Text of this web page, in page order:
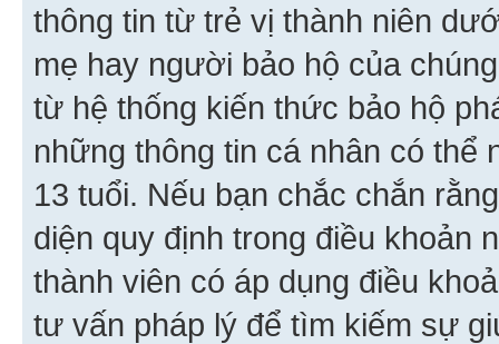
thông tin từ trẻ vị thành niên
mẹ hay người bảo hộ của
từ hệ thống kiến thức bảo hộ
những thông tin cá nhân có thể
13 tuổi. Nếu bạn chắc chắn
diện quy định trong điều khoản
thành viên có áp dụng điều
tư vấn pháp lý để tìm kiếm sự